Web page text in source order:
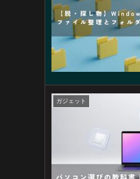
ガジェット